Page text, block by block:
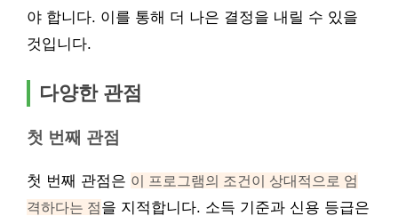
야 합니다. 이를 통해 더 나은 결정을 내릴 수 있을
것입니다.
다양한 관점
첫 번째 관점
첫 번째 관점은 이 프로그램의 조건이 상대적으로 엄
격하다는 점을 지적합니다. 소득 기준과 신용 등급은